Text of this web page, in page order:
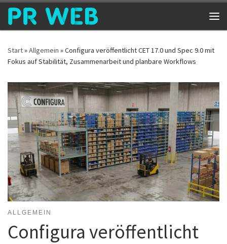
Zum Inhalt springen
Start»Allgemein »Configura veröffentlicht CET 17.0 und Spec 9.0 mit
Fokus auf Stabilität, Zusammenarbeit und planbare Workflows
ALLGEMEIN
Configura veröffentlicht